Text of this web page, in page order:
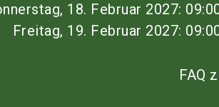
18. Februar 2027:
Freitag, 19. Februar 2027:
FAQ